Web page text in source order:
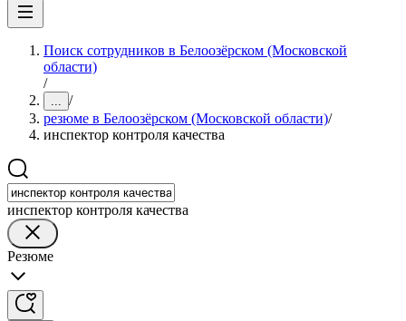
Поиск сотрудников в Белоозёрском (Московской
области)
/
... /
резюме в Белоозёрском (Московской области)/
инспектор контроля качества
инспектор контроля качества
Резюме